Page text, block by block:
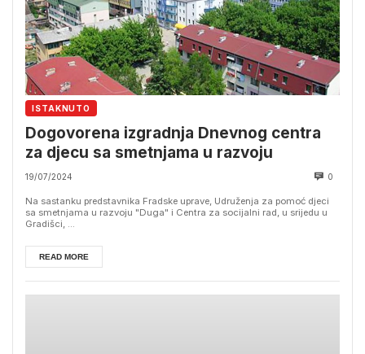
ISTAKNUTO
Dogovorena izgradnja Dnevnog centra
za djecu sa smetnjama u razvoju
19/07/2024 0
Na sastanku predstavnika Fradske uprave, Udruženja za pomoć djeci
sa smetnjama u razvoju "Duga" i Centra za socijalni rad, u srijedu u
Gradišci, ...
READ MORE